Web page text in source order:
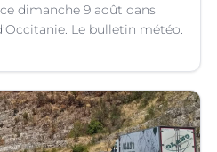
dimanche 9 août dans
Le bulletin météo.